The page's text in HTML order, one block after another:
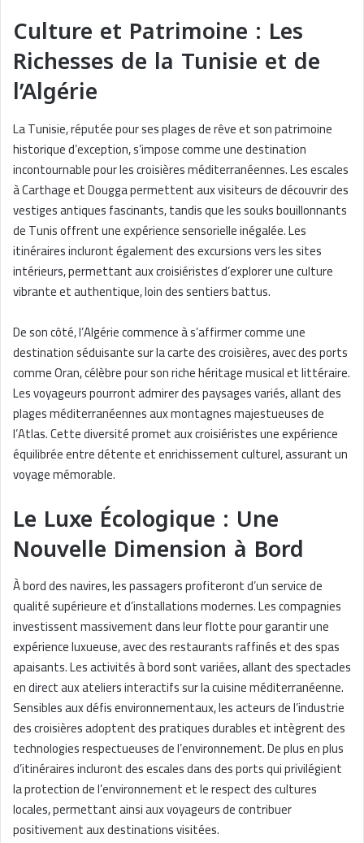
Culture et Patrimoine : Les
Richesses de la Tunisie et de
l’Algérie
La Tunisie, réputée pour ses plages de rêve et son patrimoine
historique d’exception, s’impose comme une destination
incontournable pour les croisières méditerranéennes. Les escales
à Carthage et Dougga permettent aux visiteurs de découvrir des
vestiges antiques fascinants, tandis que les souks bouillonnants
de Tunis offrent une expérience sensorielle inégalée. Les
itinéraires incluront également des excursions vers les sites
intérieurs, permettant aux croisiéristes d’explorer une culture
vibrante et authentique, loin des sentiers battus.
De son côté, l’Algérie commence à s’affirmer comme une
destination séduisante sur la carte des croisières, avec des ports
comme Oran, célèbre pour son riche héritage musical et littéraire.
Les voyageurs pourront admirer des paysages variés, allant des
plages méditerranéennes aux montagnes majestueuses de
l’Atlas. Cette diversité promet aux croisiéristes une expérience
équilibrée entre détente et enrichissement culturel, assurant un
voyage mémorable.
Le Luxe Écologique : Une
Nouvelle Dimension à Bord
À bord des navires, les passagers profiteront d’un service de
qualité supérieure et d’installations modernes. Les compagnies
investissent massivement dans leur flotte pour garantir une
expérience luxueuse, avec des restaurants raffinés et des spas
apaisants. Les activités à bord sont variées, allant des spectacles
en direct aux ateliers interactifs sur la cuisine méditerranéenne.
Sensibles aux défis environnementaux, les acteurs de l’industrie
des croisières adoptent des pratiques durables et intègrent des
technologies respectueuses de l’environnement. De plus en plus
d’itinéraires incluront des escales dans des ports qui privilégient
la protection de l’environnement et le respect des cultures
locales, permettant ainsi aux voyageurs de contribuer
positivement aux destinations visitées.